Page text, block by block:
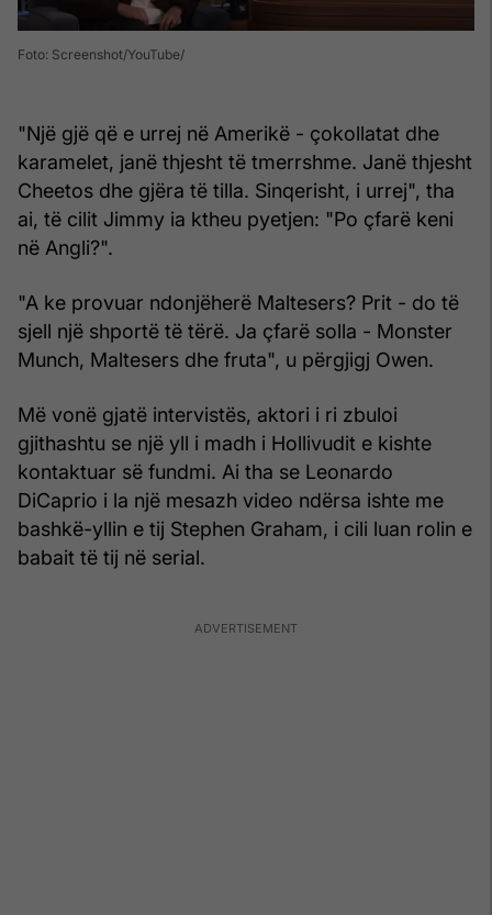
Foto: Screenshot/YouTube
"Një gjë që e urrej në Amerikë - çokollatat dhe
karamelet, janë thjesht të tmerrshme. Janë thjesht
Cheetos dhe gjëra të tilla. Sinqerisht, i urrej", tha
ai, të cilit Jimmy ia ktheu pyetjen: "Po çfarë keni
në Angli?".
"A ke provuar ndonjëherë Maltesers? Prit - do të
sjell një shportë të tërë. Ja çfarë solla - Monster
Munch, Maltesers dhe fruta", u përgjigj Owen.
Më vonë gjatë intervistës, aktori i ri zbuloi
gjithashtu se një yll i madh i Hollivudit e kishte
kontaktuar së fundmi. Ai tha se Leonardo
DiCaprio i la një mesazh video ndërsa ishte me
bashkë-yllin e tij Stephen Graham, i cili luan rolin e
babait të tij në serial.